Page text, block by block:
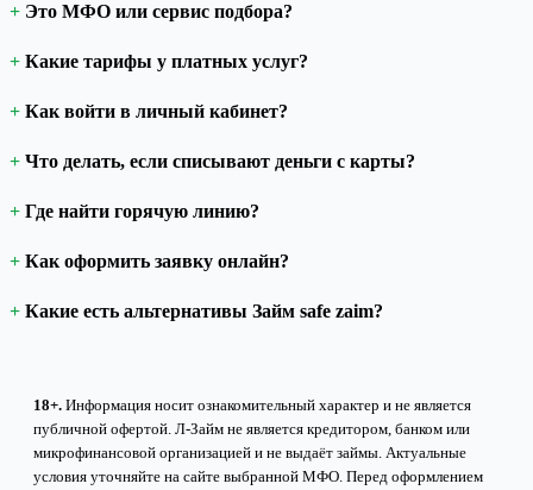
Это МФО или сервис подбора?
Какие тарифы у платных услуг?
Как войти в личный кабинет?
Что делать, если списывают деньги с карты?
Где найти горячую линию?
Как оформить заявку онлайн?
Какие есть альтернативы Займ safe zaim?
18+. Информация носит ознакомительный характер и не является
публичной офертой. Л-Займ не является кредитором, банком или
микрофинансовой организацией и не выдаёт займы. Актуальные
условия уточняйте на сайте выбранной МФО. Перед оформлением